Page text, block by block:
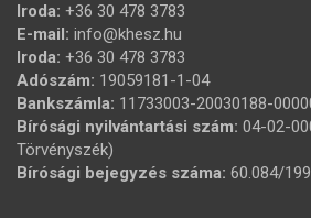
Iroda: +36 30 478 3783
E-mail: info@khesz.hu
Iroda: +36 30 478 3783
Adószám: 19059181-1-04
Bankszámla: 11733003-20030188-
Bírósági nyilvántartási szám: 04-02-
Törvényszék)
Bírósági bejegyzés száma: 60.084/